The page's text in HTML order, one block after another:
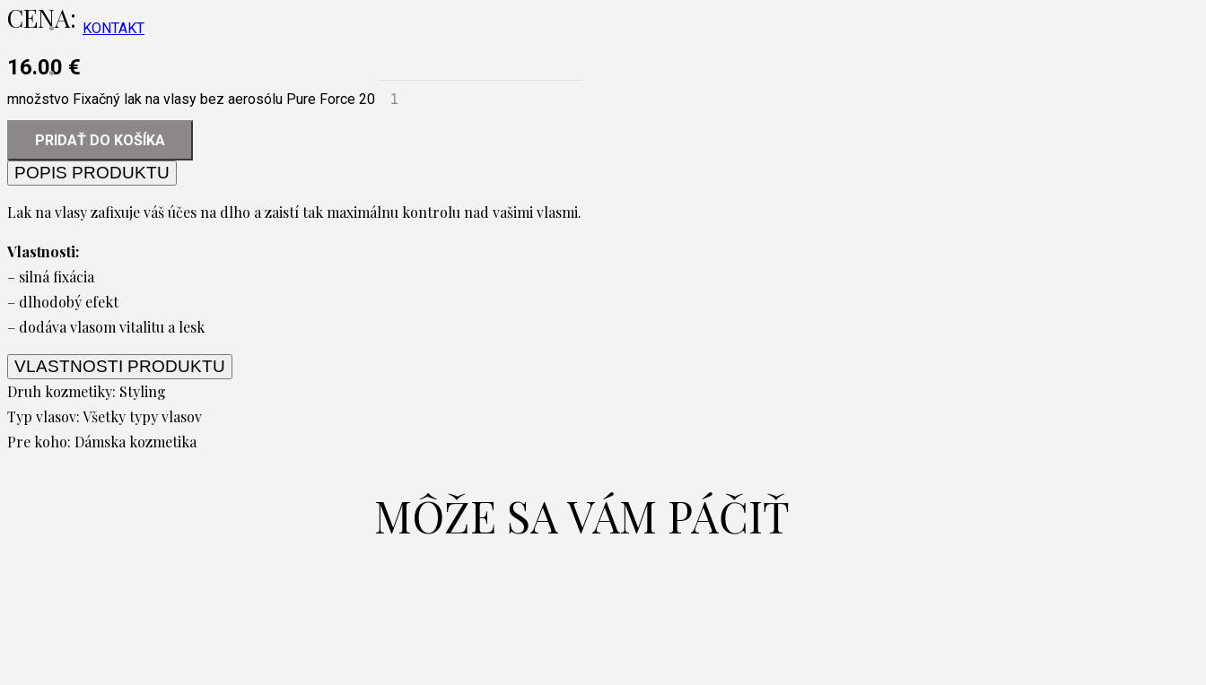
KONTAKT
CENA:
16.00 €
množstvo Fixačný lak na vlasy bez aerosólu Pure Force 20
PRIDAŤ DO KOŠÍKA
POPIS PRODUKTU
Lak na vlasy zafixuje váš účes na dlho a zaistí tak maximálnu kontrolu nad vašimi vlasmi.
Vlastnosti:
– silná fixácia
– dlhodobý efekt
– dodáva vlasom vitalitu a lesk
VLASTNOSTI PRODUKTU
Druh kozmetiky: Styling
Typ vlasov:Všetky typy vlasov
Pre koho: Dámska kozmetika
MÔŽE SA VÁM PÁČIŤ